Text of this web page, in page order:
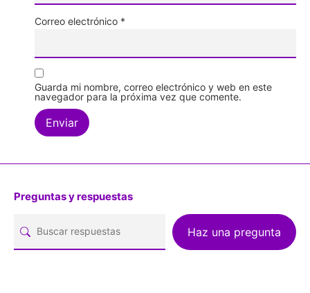
Correo electrónico *
Guarda mi nombre, correo electrónico y web en este
navegador para la próxima vez que comente.
Preguntas y respuestas
Haz una pregunta